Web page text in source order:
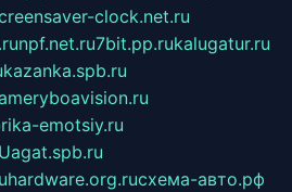
clock.net.ru
npf.net.ru7bit.pp.rukalugatur.ru
kazanka.spb.ru
emotsiy.ru
agat.spb.ru
hardware.org.ruсхема-авто.рф